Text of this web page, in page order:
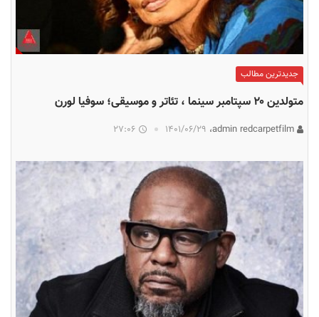
جدیدترین مطالب
متولدین ۲۰ سپتامبر سینما ، تئاتر و موسیقی؛ سوفیا لورن
۱۴۰۱/۰۶/۲۹ 27:06